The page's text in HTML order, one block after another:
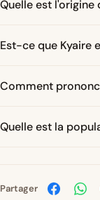
Quelle est l'origine
Est-ce que Kyaire
Comment
Quelle est la
Partager